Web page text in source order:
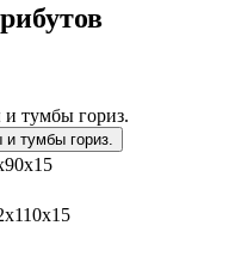
и тумбы гориз.
тумбы гориз.